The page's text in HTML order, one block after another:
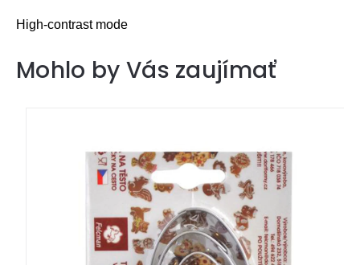
High-contrast mode
Mohlo by Vás zaujímať